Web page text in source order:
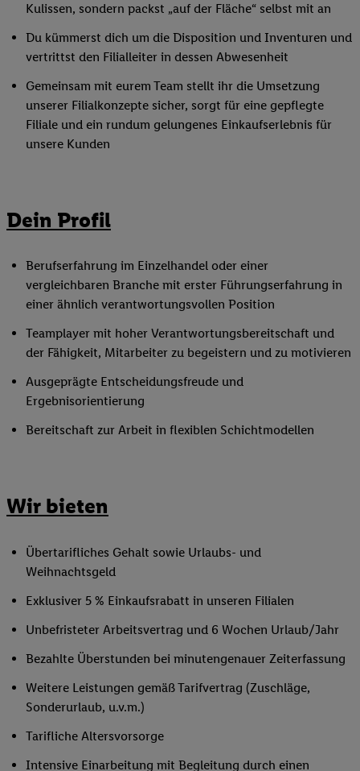
Kulissen, sondern packst „auf der Fläche“ selbst mit an
Du kümmerst dich um die Disposition und Inventuren und
vertrittst den Filialleiter in dessen Abwesenheit
Gemeinsam mit eurem Team stellt ihr die Umsetzung
unserer Filialkonzepte sicher, sorgt für eine gepflegte
Filiale und ein rundum gelungenes Einkaufserlebnis für
unsere Kunden
Dein Profil
Berufserfahrung im Einzelhandel oder einer
vergleichbaren Branche mit erster Führungserfahrung in
einer ähnlich verantwortungsvollen Position
Teamplayer mit hoher Verantwortungsbereitschaft und
der Fähigkeit, Mitarbeiter zu begeistern und zu motivieren
Ausgeprägte Entscheidungsfreude und
Ergebnisorientierung
Bereitschaft zur Arbeit in flexiblen Schichtmodellen
Wir bieten
Übertarifliches Gehalt sowie Urlaubs- und
Weihnachtsgeld
Exklusiver 5 % Einkaufsrabatt in unseren Filialen
Unbefristeter Arbeitsvertrag und 6 Wochen Urlaub/Jahr
Bezahlte Überstunden bei minutengenauer Zeiterfassung
Weitere Leistungen gemäß Tarifvertrag (Zuschläge,
Sonderurlaub, u.v.m.)
Tarifliche Altersvorsorge
Intensive Einarbeitung mit Begleitung durch einen